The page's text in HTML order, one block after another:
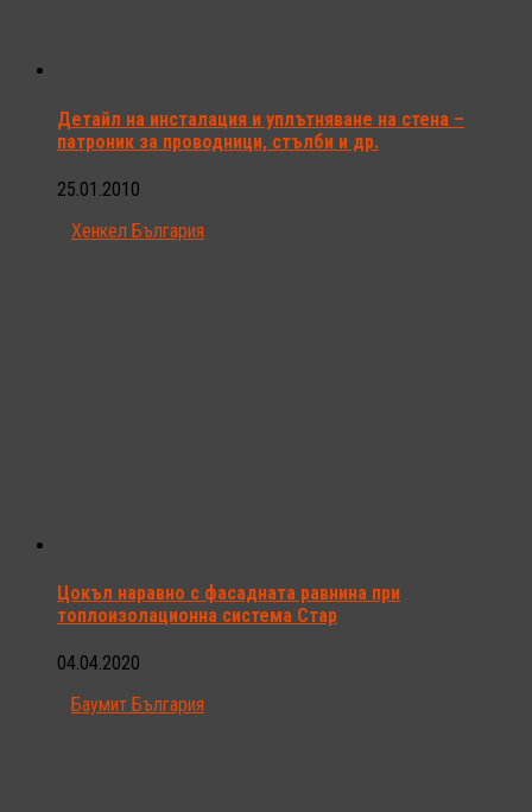
Детайл на инсталация и уплътняване на стена –
патроник за проводници, стълби и др.
25.01.2010
Хенкел България
Цокъл наравно с фасадната равнина при
топлоизолационна система Стар
04.04.2020
Баумит България